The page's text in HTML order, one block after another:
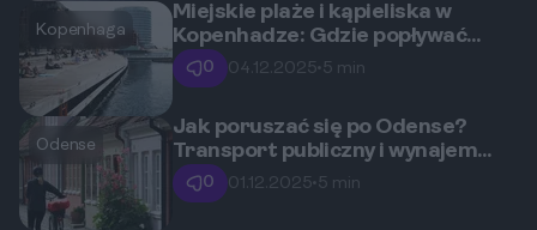
Kopenhaga
Miejskie plaże i kąpieliska w
Kopenhadze: Gdzie popływać
latem?
0 04.12.2025• 5 min
Odense
Jak poruszać się po Odense?
Transport publiczny i wynajem
rowerów
0 01.12.2025• 5 min